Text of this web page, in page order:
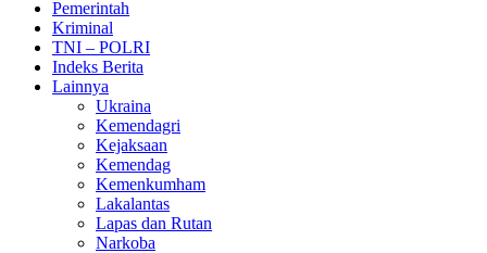
Pemerintah
Kriminal
TNI – POLRI
Indeks Berita
Lainnya
Ukraina
Kemendagri
Kejaksaan
Kemendag
Kemenkumham
Lakalantas
Lapas dan Rutan
Narkoba